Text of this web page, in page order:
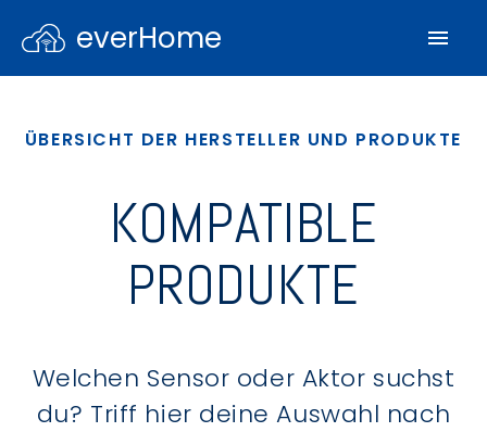
everHome
ÜBERSICHT DER HERSTELLER UND PRODUKTE
KOMPATIBLE
PRODUKTE
Welchen Sensor oder Aktor suchst
du? Triff hier deine Auswahl nach